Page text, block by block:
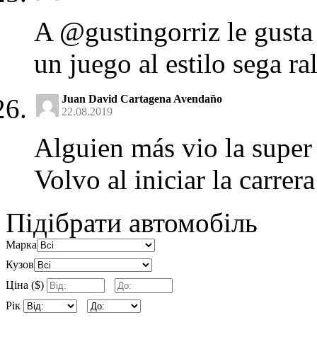
A @gustingorriz le
un juego al estilo sega
Juan David Cartagena Avendaño
22.08.2019
Alguien más vio la
Volvo al iniciar la carrera
Підібрати автомобіль
Марка
Кузов
Ціна ($)
Рік